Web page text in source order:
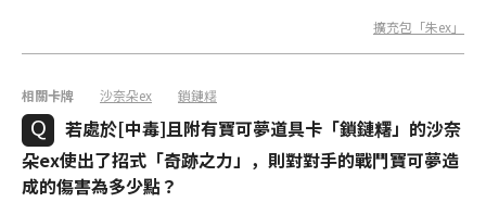
擴充包「朱ex」
相關卡牌 沙奈朵ex 鎖鏈糬
若處於[中毒]且附有寶可夢道具卡「鎖鏈糬」的沙奈
朵ex使出了招式「奇跡之力」，則對對手的戰鬥寶可夢造
成的傷害為多少點？